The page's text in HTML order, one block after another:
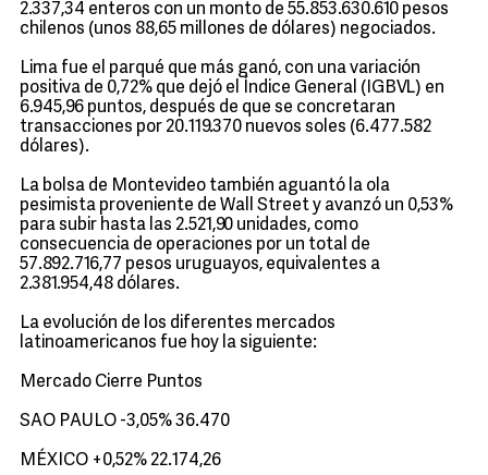
2.337,34 enteros con un monto de 55.853.630.610 pesos
chilenos (unos 88,65 millones de dólares) negociados.
Lima fue el parqué que más ganó, con una variación
positiva de 0,72% que dejó el Índice General (IGBVL) en
6.945,96 puntos, después de que se concretaran
transacciones por 20.119.370 nuevos soles (6.477.582
dólares).
La bolsa de Montevideo también aguantó la ola
pesimista proveniente de Wall Street y avanzó un 0,53%
para subir hasta las 2.521,90 unidades, como
consecuencia de operaciones por un total de
57.892.716,77 pesos uruguayos, equivalentes a
2.381.954,48 dólares.
La evolución de los diferentes mercados
latinoamericanos fue hoy la siguiente:
Mercado Cierre Puntos
SAO PAULO -3,05% 36.470
MÉXICO +0,52% 22.174,26